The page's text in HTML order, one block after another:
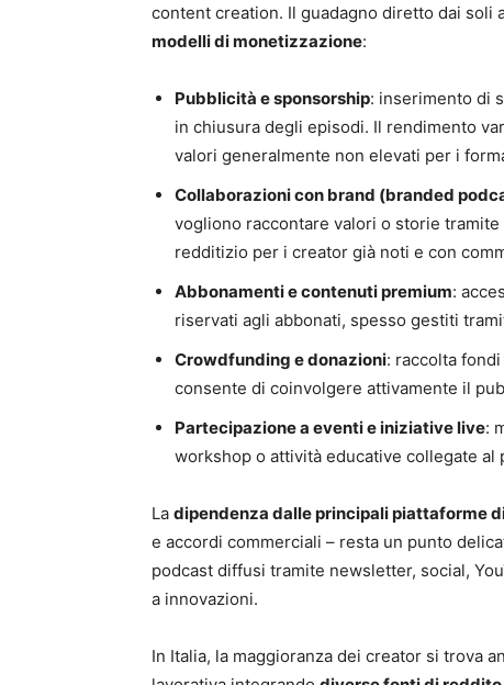
content creation. Il guadagno diretto dai soli
modelli di monetizzazione:
Pubblicità e sponsorship: inserimento di
in chiusura degli episodi. Il rendimento
valori generalmente non elevati per i
Collaborazioni con brand (branded
vogliono raccontare valori o storie
redditizio per i creator già noti e con
Abbonamenti e contenuti premium:
riservati agli abbonati, spesso gestiti
Crowdfunding e donazioni: raccolta
consente di coinvolgere attivamente il
Partecipazione a eventi e iniziative live:
workshop o attività educative collegate al
La dipendenza dalle principali piattaforme
e accordi commerciali – resta un punto
podcast diffusi tramite newsletter, social,
a innovazioni.
In Italia, la maggioranza dei creator si trova